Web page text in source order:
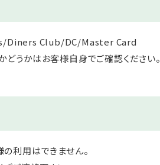
Diners Club/DC/Master Card
うかはお客様自身でご確認ください。
利用はできません。